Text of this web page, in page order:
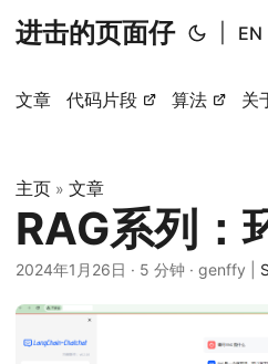
进击的页面仔 EN
文章 代码片段 算法 关
主页 » 文章
RAG系列：
2024年1月26日 · 5 分钟 · genffy